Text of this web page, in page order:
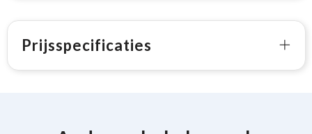
Prijsspecificaties